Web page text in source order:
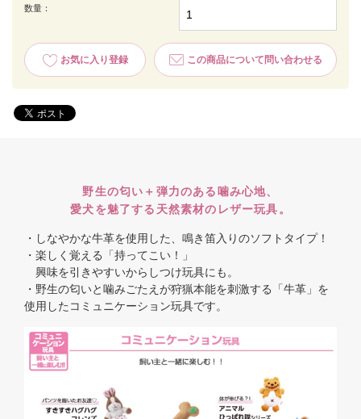
数量：
お気に入り登録 この商品について問い合わせる
野生の匂い＋弾力のある噛み心地、
愛犬を魅了する天然素材のレザー玩具。
・しなやかな牛革を使用した、鳴き笛入りのソフトタイプ！
・楽しく覚える「持ってこい！」
興味を引きやすいからしつけ玩具にも。
・野生の匂いと噛みごたえが狩猟本能を刺激する「牛革」を
使用したコミュニケーション玩具です。